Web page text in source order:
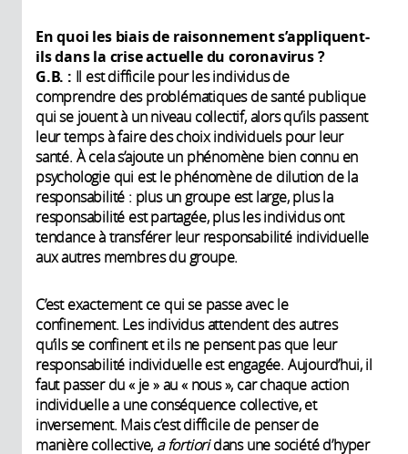
En quoi les biais de raisonnement s’appliquent-
ils dans la crise actuelle du coronavirus ?
G.B. : Il est difficile pour les individus de
comprendre des problématiques de santé publique
qui se jouent à un niveau collectif, alors qu’ils passent
leur temps à faire des choix individuels pour leur
santé. À cela s’ajoute un phénomène bien connu en
psychologie qui est le phénomène de dilution de la
responsabilité : plus un groupe est large, plus la
responsabilité est partagée, plus les individus ont
tendance à transférer leur responsabilité individuelle
aux autres membres du groupe.
C’est exactement ce qui se passe avec le
confinement. Les individus attendent des autres
qu’ils se confinent et ils ne pensent pas que leur
responsabilité individuelle est engagée. Aujourd’hui, il
faut passer du « je » au « nous », car chaque action
individuelle a une conséquence collective, et
inversement. Mais c’est difficile de penser de
manière collective, a fortioridans une société d’hyper